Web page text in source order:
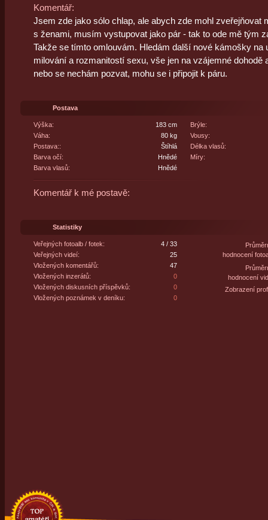
Komentář:
Jsem zde jako sólo chlap, ale abych zde mohl zveřejňovat
s ženami, musím vystupovat jako pár - tak to ode mě tým
Takže se tímto omlouvám. Hledám další nové kámošky na
milování a rozmanitostí sexu, vše jen na vzájemné dohodě
nebo se nechám pozvat, mohu se i připojit k páru.
Postava
Výška:
183 cm
Váha:
80 kg
Postava::
Štíhlá
Barva očí:
Hnědé
Barva vlasů:
Hnědé
Brýle:
Vousy:
Délka vlasů:
Míry:
Komentář k mé postavě:
Statistiky
Veřejných fotoalb / fotek:
4 / 33
Veřejných videí:
25
Vložených komentářů:
47
Vložených inzerátů:
0
Vložených diskusních příspěvků:
0
Vložených poznámek v deníku:
0
hodnocení
hodnocení
Zobrazení